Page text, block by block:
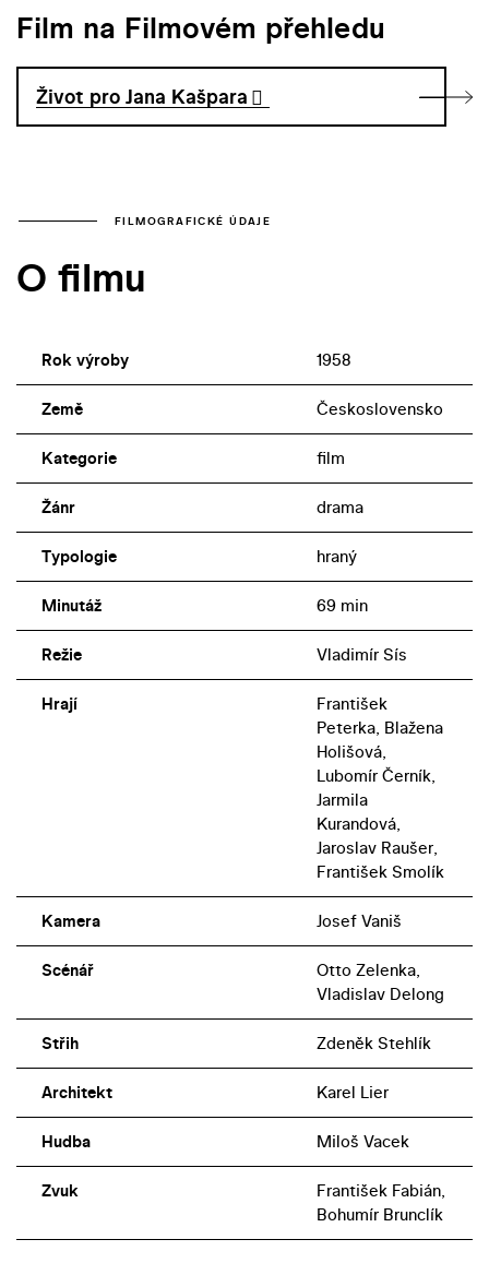
Film na Filmovém přehledu
Život pro Jana Kašpara
FILMOGRAFICKÉ ÚDAJE
O filmu
Rok výroby 1958
Země Československo
Kategorie film
Žánr drama
Typologie hraný
Minutáž 69 min
Režie Vladimír Sís
Hrají
František
Peterka, Blažena
Holišová,
Lubomír Černík,
Jarmila
Kurandová,
Jaroslav Raušer,
František Smolík
Kamera Josef Vaniš
Scénář
Otto Zelenka,
Vladislav Delong
Střih Zdeněk Stehlík
Architekt Karel Lier
Hudba Miloš Vacek
Zvuk
František Fabián,
Bohumír Brunclík